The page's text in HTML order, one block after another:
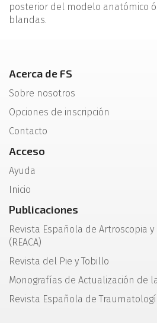
posterior del modelo anatómico
blandas.
Acerca de FS
Sobre nosotros
Opciones de inscripción
Contacto
Acceso
Ayuda
Inicio
Publicaciones
Revista Española de Artroscopia
(REACA)
Revista del Pie y Tobillo
Monografías de Actualización de la
Revista Española de